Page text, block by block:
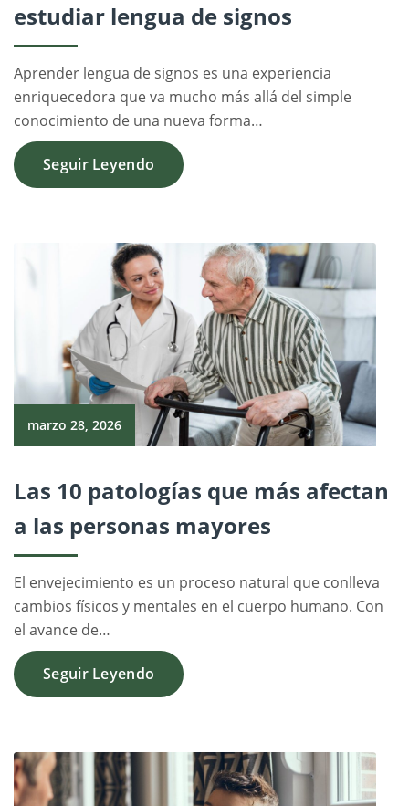
estudiar lengua de signos
Aprender lengua de signos es una experiencia
enriquecedora que va mucho más allá del simple
conocimiento de una nueva forma…
Seguir Leyendo
marzo 28, 2026
Las 10 patologías que más afectan
a las personas mayores
El envejecimiento es un proceso natural que conlleva
cambios físicos y mentales en el cuerpo humano. Con
el avance de…
Seguir Leyendo